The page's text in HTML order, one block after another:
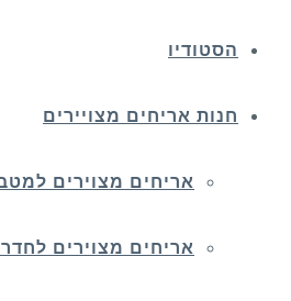
הסטודיו
חנות אריחים מצויירים
אריחים מצוירים
אריחים מצוירים